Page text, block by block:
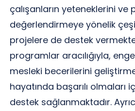
çalışanların yeteneklerini ve
değerlendirmeye yönelik
projelere de destek
programlar aracılığıyla,
mesleki becerilerini
hayatında başarılı olmaları
destek sağlanmaktadır.